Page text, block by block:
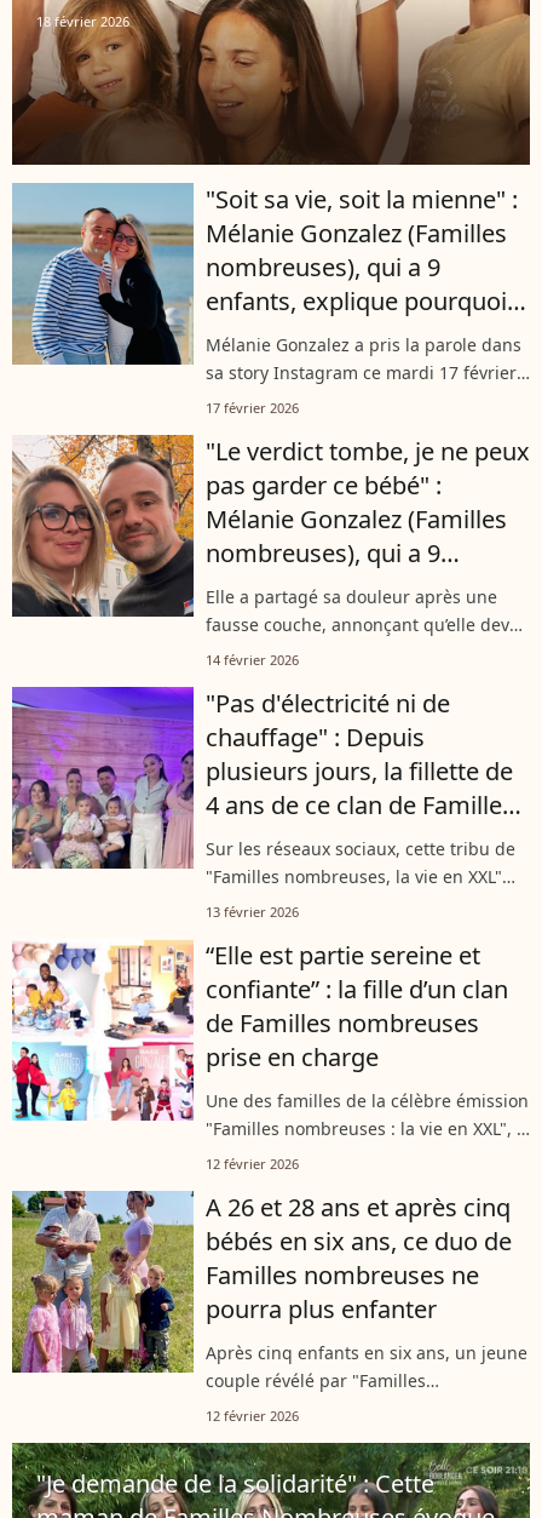
18 février 2026
"Soit sa vie, soit la mienne" :
Mélanie Gonzalez (Familles
nombreuses), qui a 9
enfants, explique pourquoi
sa dernière grossesse a pris
fin
Mélanie Gonzalez a pris la parole dans
sa story Instagram ce mardi 17 février
2026. Maman de 9 enfants et candidate
vie en XXL”, elle est revenue...
17 février 2026
"Le verdict tombe, je ne peux
pas garder ce bébé" :
Mélanie Gonzalez (Familles
nombreuses), qui a 9
enfants, a dû arrêter sa
dernière grossesse
Elle a partagé sa douleur après une
fausse couche, annonçant qu’elle devait
interrompre sa grossesse pour
bouleversant, une maman de neuf
enfants...
14 février 2026
"Pas d'électricité ni de
chauffage" : Depuis
plusieurs jours, la fillette de
4 ans de ce clan de Familles
nombreuses retenue à la
maison
Sur les réseaux sociaux, cette tribu de
"Familles nombreuses, la vie en XXL"
donne des nouvelles. L'occasion
peut être accueillie à l'école...
13 février 2026
“Elle est partie sereine et
confiante” : la fille d’un clan
de Familles nombreuses
prise en charge
Une des familles de la célèbre émission
"Familles nombreuses : la vie en XXL", a
vécu un nouveau moment d’angoisse ce
filles d’Aurélie et Mathieu...
12 février 2026
A 26 et 28 ans et après cinq
bébés en six ans, ce duo de
Familles nombreuses ne
pourra plus enfanter
Après cinq enfants en six ans, un jeune
couple révélé par "Familles
nombreuses, la vie en XXL" prend une
tribu. À seulement 26 et 28 ans, ils...
12 février 2026
"Je demande de la solidarité" : Cette